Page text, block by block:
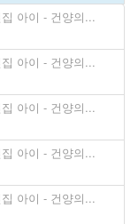
아이 - 건양의...
아이 - 건양의...
아이 - 건양의...
아이 - 건양의...
아이 - 건양의...